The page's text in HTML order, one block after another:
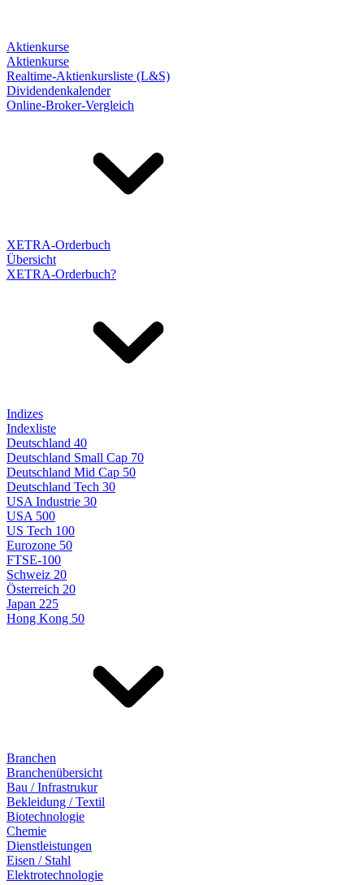
Aktienkurse
Aktienkurse
Realtime-Aktienkursliste (L&S)
Dividendenkalender
Online-Broker-Vergleich
XETRA-Orderbuch
Übersicht
XETRA-Orderbuch?
Indizes
Indexliste
Deutschland 40
Deutschland Small Cap 70
Deutschland Mid Cap 50
Deutschland Tech 30
USA Industrie 30
USA 500
US Tech 100
Eurozone 50
FTSE-100
Schweiz 20
Österreich 20
Japan 225
Hong Kong 50
Branchen
Branchenübersicht
Bau / Infrastrukur
Bekleidung / Textil
Biotechnologie
Chemie
Dienstleistungen
Eisen / Stahl
Elektrotechnologie